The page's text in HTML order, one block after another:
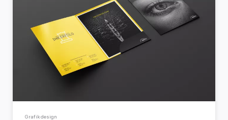
Grafikdesign